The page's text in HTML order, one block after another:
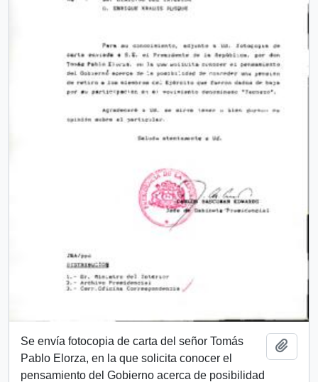
Se envía fotocopia de carta del señor Tomás
Pablo Elorza, en la que solicita conocer el
pensamiento del Gobierno acerca de posibilidad